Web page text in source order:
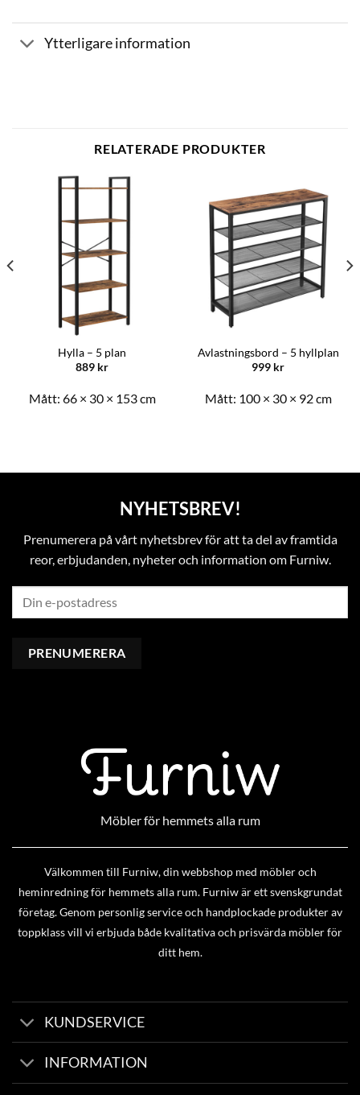
Ytterligare information
RELATERADE PRODUKTER
Hylla – 5 plan
889 kr
Mått: 66 × 30 × 153 cm
Avlastningsbord – 5 hyllplan
999 kr
Mått: 100 × 30 × 92 cm
NYHETSBREV!
Prenumerera på vårt nyhetsbrev för att ta del av framtida
reor, erbjudanden, nyheter och information om Furniw.
Möbler för hemmets alla rum
Välkommen till Furniw, din webbshop med möbler och
heminredning för hemmets alla rum. Furniw är ett svenskgrundat
företag. Genom personlig service och handplockade produkter av
toppklass vill vi erbjuda både kvalitativa och prisvärda möbler för
ditt hem.
KUNDSERVICE
INFORMATION